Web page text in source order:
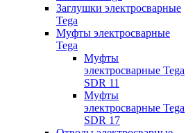
Заглушки электросварные
Tega
Муфты электросварные
Tega
Муфты
электросварные Tega
SDR 11
Муфты
электросварные Tega
SDR 17